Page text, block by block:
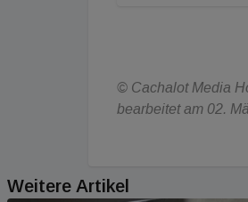
© Cachalot Media
bearbeitet am 02.
Weitere Artikel